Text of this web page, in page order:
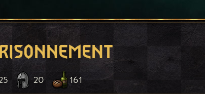
20 161